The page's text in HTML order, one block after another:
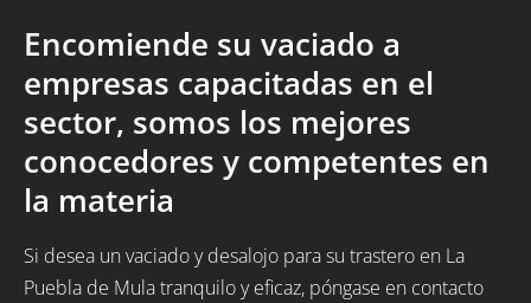
Encomiende su vaciado a
empresas capacitadas en el
sector, somos los mejores
conocedores y competentes en
la materia
Si desea un vaciado y desalojo para su trastero en La
Puebla de Mula tranquilo y eficaz, póngase en contacto